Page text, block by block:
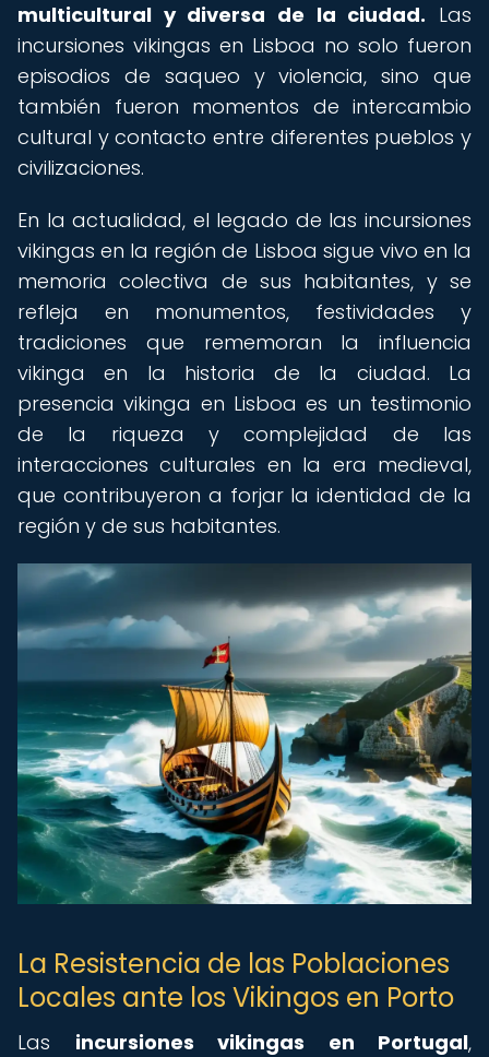
multicultural y diversa de la ciudad. Las
incursiones vikingas en Lisboa no solo fueron
episodios de saqueo y violencia, sino que
también fueron momentos de intercambio
cultural y contacto entre diferentes pueblos y
civilizaciones.
En la actualidad, el legado de las incursiones
vikingas en la región de Lisboa sigue vivo en la
memoria colectiva de sus habitantes, y se
refleja en monumentos, festividades y
tradiciones que rememoran la influencia
vikinga en la historia de la ciudad. La
presencia vikinga en Lisboa es un testimonio
de la riqueza y complejidad de las
interacciones culturales en la era medieval,
que contribuyeron a forjar la identidad de la
región y de sus habitantes.
La Resistencia de las Poblaciones
Locales ante los Vikingos en Porto
Las incursiones vikingas en Portugal,